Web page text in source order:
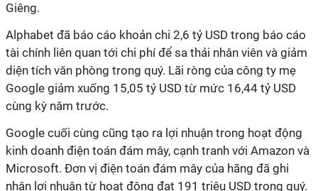
Giêng.
Alphabet đã báo cáo khoản chi 2,6 tỷ USD trong báo cáo
tài chính liên quan tới chi phí để sa thải nhân viên và giảm
diện tích văn phòng trong quý. Lãi ròng của công ty mẹ
Google giảm xuống 15,05 tỷ USD từ mức 16,44 tỷ USD
cùng kỳ năm trước.
Google cuối cùng cũng tạo ra lợi nhuận trong hoạt động
kinh doanh điện toán đám mây, cạnh tranh với Amazon và
Microsoft. Đơn vị điện toán đám mây của hãng đã ghi
nhận lợi nhuận từ hoạt động đạt 191 triệu USD trong quý.